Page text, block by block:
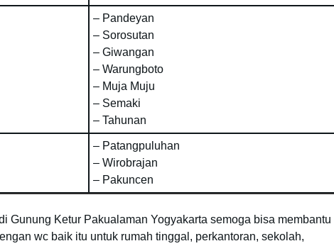
– Pandeyan
– Sorosutan
– Giwangan
– Warungboto
– Muja Muju
– Semaki
– Tahunan
– Patangpuluhan
– Wirobrajan
– Pakuncen
Gunung Ketur Pakualaman Yogyakarta semoga bisa membantu
wc baik itu untuk rumah tinggal, perkantoran, sekolah,